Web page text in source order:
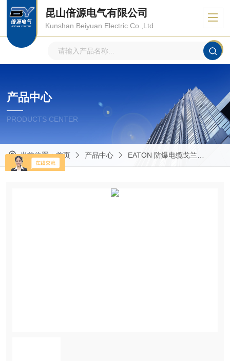
昆山倍源电气有限公司
Kunshan Beiyuan Electric Co.,Ltd
产品中心
PRODUCTS CENTER
当前位置：首页 产品中心 EATON 防爆电缆戈兰